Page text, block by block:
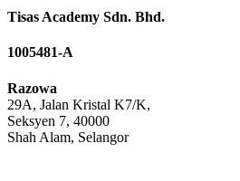
Tisas Academy Sdn. Bhd.
1005481-A
Razowa
29A, Jalan Kristal K7/K,
Seksyen 7, 40000
Shah Alam, Selangor